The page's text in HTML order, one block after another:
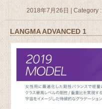
2018年7月26日 | Category :
LANGMA ADVANCED 1